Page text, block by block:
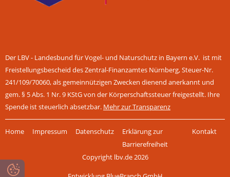
Der LBV - Landesbund für Vogel- und Naturschutz in Bayern e.V. ist mit
Freistellungsbescheid des Zentral-Finanzamtes Nürnberg, Steuer-Nr.
241/109/70060, als gemeinnützigen Zwecken dienend anerkannt und
gem. § 5 Abs. 1 Nr. 9 KStG von der Körperschaftssteuer freigestellt. Ihre
Spende ist steuerlich absetzbar. Mehr zur Transparenz
überspringen
Home Impressum Datenschutz
Erklärung zur
Barrierefreiheit
Kontakt
Copyright lbv.de 2026